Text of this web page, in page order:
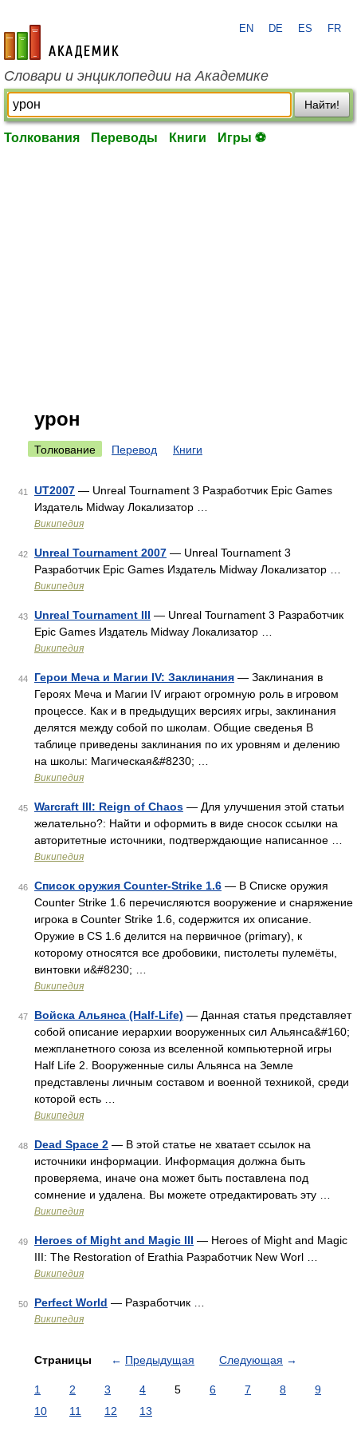
academic.ru
EN DE ES FR
Словари и энциклопедии на Академике
Найти!
Толкования Переводы Книги Игры ⚽
урон
Толкование Перевод Книги
41 UT2007 — Unreal Tournament 3 Разработчик Epic Games
Издатель Midway Локализатор …
Википедия
42 Unreal Tournament 2007 — Unreal Tournament 3
Разработчик Epic Games Издатель Midway Локализатор …
Википедия
43 Unreal Tournament III — Unreal Tournament 3 Разработчик
Epic Games Издатель Midway Локализатор …
Википедия
44 Герои Меча и Магии IV: Заклинания — Заклинания в
Героях Меча и Магии IV играют огромную роль в игровом
процессе. Как и в предыдущих версиях игры, заклинания
делятся между собой по школам. Общие сведенья В
таблице приведены заклинания по их уровням и делению
на школы: Магическая&#8230; …
Википедия
45 Warcraft III: Reign of Chaos — Для улучшения этой статьи
желательно?: Найти и оформить в виде сносок ссылки на
авторитетные источники, подтверждающие написанное …
Википедия
46 Список оружия Counter-Strike 1.6 — В Списке оружия
Counter Strike 1.6 перечисляются вооружение и снаряжение
игрока в Counter Strike 1.6, содержится их описание.
Оружие в CS 1.6 делится на первичное (primary), к
которому относятся все дробовики, пистолеты пулемёты,
винтовки и&#8230; …
Википедия
47 Войска Альянса (Half-Life) — Данная статья представляет
собой описание иерархии вооруженных сил Альянса&#160;
межпланетного союза из вселенной компьютерной игры
Half Life 2. Вооруженные силы Альянса на Земле
представлены личным составом и военной техникой, среди
которой есть …
Википедия
48 Dead Space 2 — В этой статье не хватает ссылок на
источники информации. Информация должна быть
проверяема, иначе она может быть поставлена под
сомнение и удалена. Вы можете отредактировать эту …
Википедия
49 Heroes of Might and Magic III — Heroes of Might and Magic
III: The Restoration of Erathia Разработчик New Worl …
Википедия
50 Perfect World — Разработчик …
Википедия
Страницы ← Предыдущая Следующая →
1 2 3 4 5 6 7 8
9
10
11 12 13